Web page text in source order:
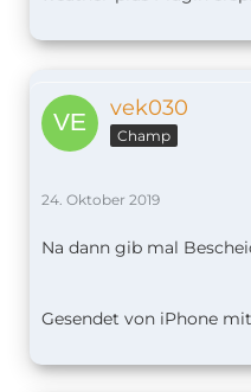
vek030
Champ
24. Oktober 2019
Na dann gib mal
Gesendet von iPhone